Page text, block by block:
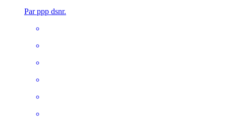
Par ppp dsnr.